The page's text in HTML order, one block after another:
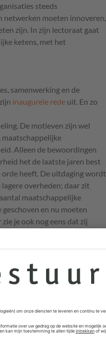
steeds
netwerken moeten innoveren,
zijn. In zijn lectoraat gaat
ketens, met het
samenwerking en de
inaugurele rede uit. En zo
De motieven zijn wel
Alleen de bewoordingen
het de laatste jaren best
heeft. De uitdaging wordt
overheden; daar zit
maatschappelijke
en nu moeten
je ook nog eens dat zij
“Neem bijvoorbeeld de
met name internationaal
werk verricht moeten
ook bij lagere overheden –
en -voorzieningen kun je